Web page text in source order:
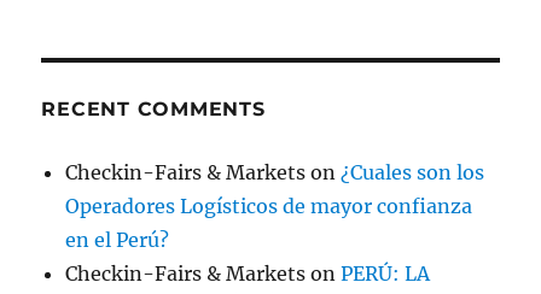
RECENT COMMENTS
Checkin-Fairs & Markets on¿Cuales son los
Operadores Logísticos de mayor confianza
en el Perú?
Checkin-Fairs & Markets onPERÚ: LA